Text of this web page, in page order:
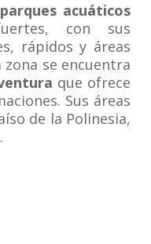
parques acuáticos
con sus
rápidos y áreas
zona se encuentra
que ofrece
Sus áreas
de la Polinesia,